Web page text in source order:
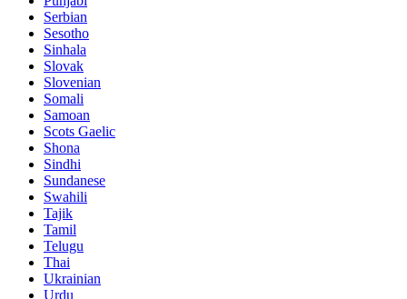
Serbian
Sesotho
Sinhala
Slovak
Slovenian
Somali
Samoan
Scots Gaelic
Shona
Sindhi
Sundanese
Swahili
Tajik
Tamil
Telugu
Thai
Ukrainian
Urdu